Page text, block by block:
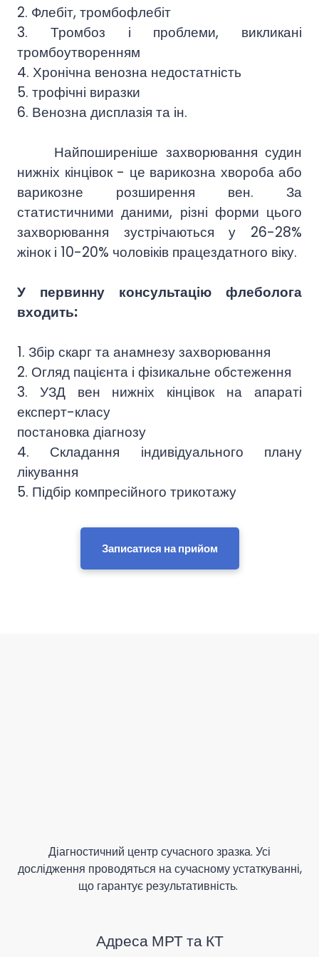
2. Флебіт, тромбофлебіт
3. Тромбоз і проблеми, викликані
тромбоутворенням
4. Хронічна венозна недостатність
5. трофічні виразки
6. Венозна дисплазія та ін.
Найпоширеніше захворювання судин
нижніх кінцівок - це варикозна хвороба або
варикозне розширення вен. За
статистичними даними, різні форми цього
захворювання зустрічаються у 26-28%
жінок і 10-20% чоловіків працездатного віку.
У первинну консультацію флеболога
входить:
1. Збір скарг та анамнезу захворювання
2. Огляд пацієнта і фізикальне обстеження
3. УЗД вен нижніх кінцівок на апараті
експерт-класу
постановка діагнозу
4. Складання індивідуального плану
лікування
5. Підбір компресійного трикотажу
Записатися на прийом
Діагностичний центр сучасного зразка. Усі
дослідження проводяться на сучасному устаткуванні,
що гарантує результативність.
Адреса МРТ та КТ